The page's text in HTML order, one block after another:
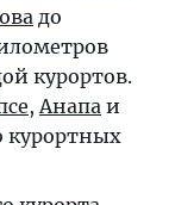
до
курортов.
, Анапа и
курортных